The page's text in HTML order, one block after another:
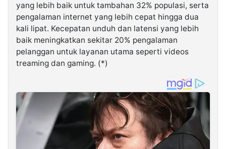
yang lebih baik untuk tambahan 32% populasi, serta
pengalaman internet yang lebih cepat hingga dua
kali lipat. Kecepatan unduh dan latensi yang lebih
baik meningkatkan sekitar 20% pengalaman
pelanggan untuk layanan utama seperti videos
treaming dan gaming. (*)